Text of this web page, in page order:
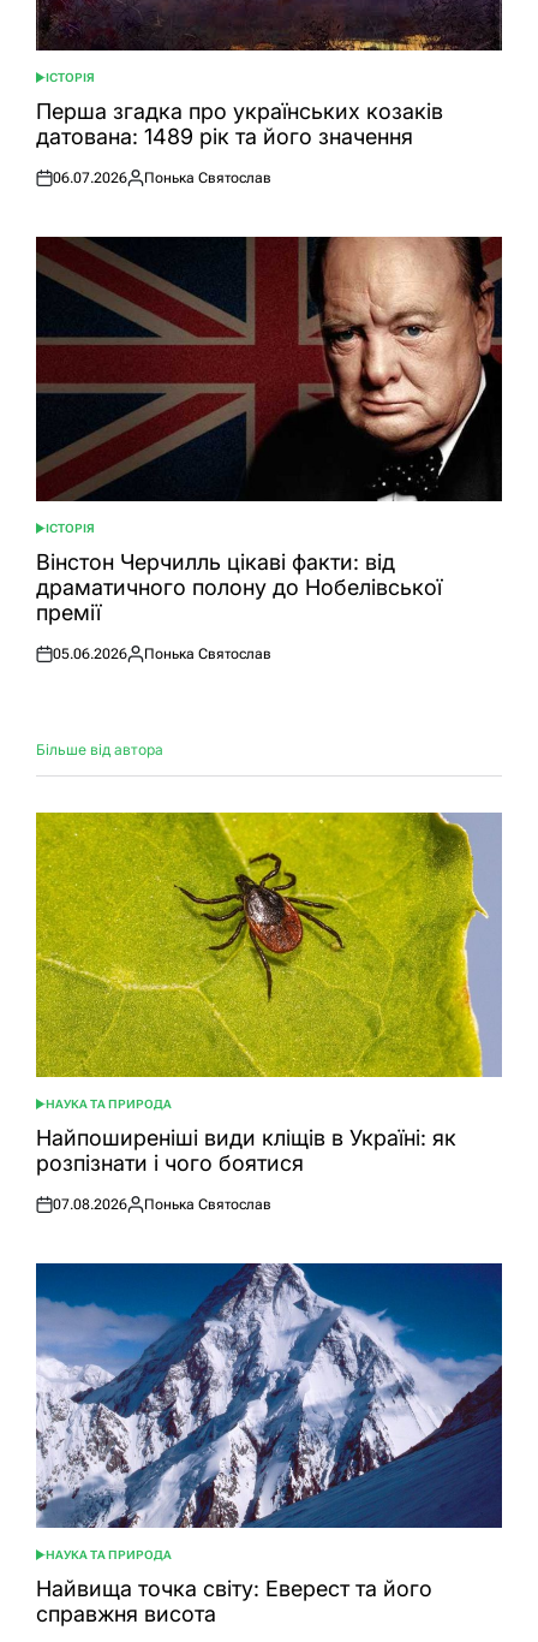
ОПУБЛІКУВАТИ
У
ІСТОРІЯ
Перша згадка про українських козаків
датована: 1489 рік та його значення
Оприлюднено
06.07.2026
Опубліковано
Понька Святослав
ОПУБЛІКУВАТИ
У
ІСТОРІЯ
Вінстон Черчилль цікаві факти: від
драматичного полону до Нобелівської
премії
Оприлюднено
05.06.2026
Опубліковано
Понька Святослав
Більше від автора
ОПУБЛІКУВАТИ
У
НАУКА ТА ПРИРОДА
Найпоширеніші види кліщів в Україні: як
розпізнати і чого боятися
Оприлюднено
07.08.2026
Опубліковано
Понька Святослав
ОПУБЛІКУВАТИ
У
НАУКА ТА ПРИРОДА
Найвища точка світу: Еверест та його
справжня висота